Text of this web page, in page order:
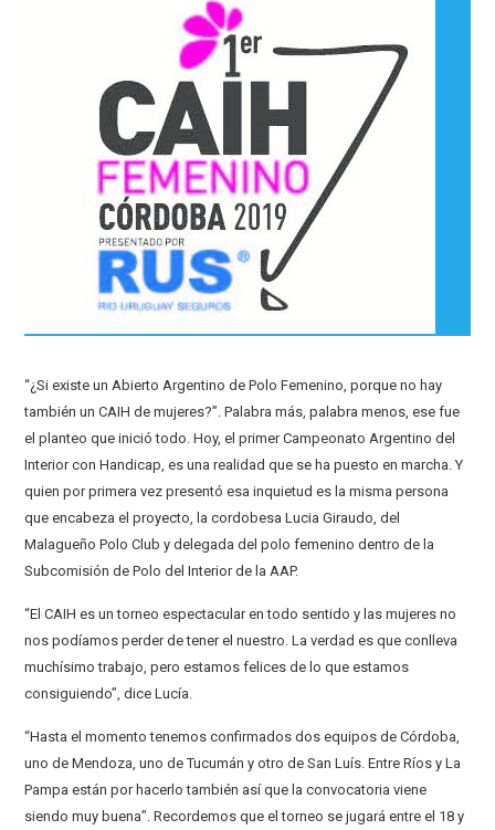
“¿Si existe un Abierto Argentino de Polo Femenino, porque no hay
también un CAIH de mujeres?”. Palabra más, palabra menos, ese fue
el planteo que inició todo. Hoy, el primer Campeonato Argentino del
Interior con Handicap, es una realidad que se ha puesto en marcha. Y
quien por primera vez presentó esa inquietud es la misma persona
que encabeza el proyecto, la cordobesa Lucia Giraudo, del
Malagueño Polo Club y delegada del polo femenino dentro de la
Subcomisión de Polo del Interior de la AAP.
“El CAIH es un torneo espectacular en todo sentido y las mujeres no
nos podíamos perder de tener el nuestro. La verdad es que conlleva
muchísimo trabajo, pero estamos felices de lo que estamos
consiguiendo”, dice Lucía.
“Hasta el momento tenemos confirmados dos equipos de Córdoba,
uno de Mendoza, uno de Tucumán y otro de San Luís. Entre Ríos y La
Pampa están por hacerlo también así que la convocatoria viene
siendo muy buena”. Recordemos que el torneo se jugará entre el 18 y